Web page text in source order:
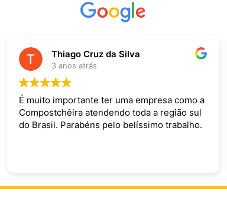
Thiago Cruz da Silva
3 anos atrás
É muito importante ter uma empresa como a
Compostchêira atendendo toda a região sul
do Brasil. Parabéns pelo belíssimo trabalho.